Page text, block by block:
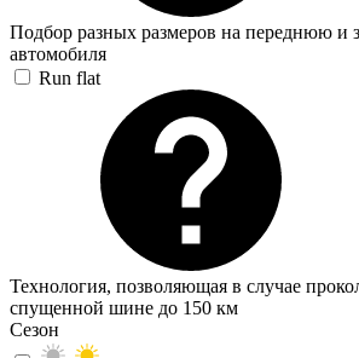
Подбор разных размеров на переднюю и
автомобиля
Run flat
Технология, позволяющая в случае
спущенной шине до 150 км
Сезон